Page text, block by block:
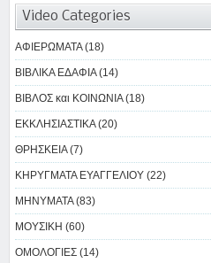
Video Categories
ΑΦΙΕΡΩΜΑΤΑ (18)
ΒΙΒΛΙΚΑ ΕΔΑΦΙΑ (14)
ΒΙΒΛΟΣ και ΚΟΙΝΩΝΙΑ (18)
ΕΚΚΛΗΣΙΑΣΤΙΚΑ (20)
ΘΡΗΣΚΕΙΑ (7)
ΚΗΡΥΓΜΑΤΑ ΕΥΑΓΓΕΛΙΟΥ (22)
ΜΗΝΥΜΑΤΑ (83)
ΜΟΥΣΙΚΗ (60)
ΟΜΟΛΟΓΙΕΣ (14)